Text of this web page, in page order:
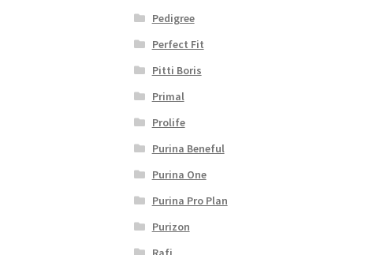
Pedigree
Perfect Fit
Pitti Boris
Primal
Prolife
Purina Beneful
Purina One
Purina Pro Plan
Purizon